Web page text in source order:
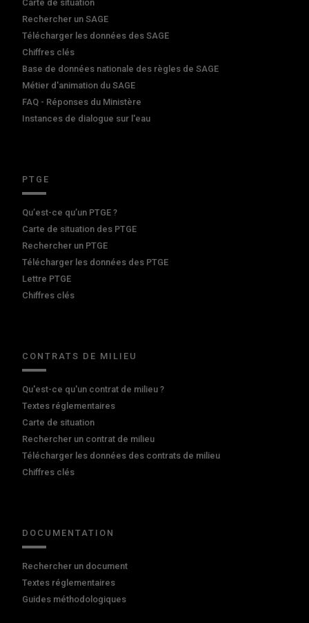
Carte de situation
Rechercher un SAGE
Télécharger les données des SAGE
Chiffres clés
Base de données nationale des règles de SAGE
Métier d'animation du SAGE
FAQ - Réponses du Ministère
Instances de dialogue sur l'eau
PTGE
Qu’est-ce qu’un PTGE ?
Carte de situation des PTGE
Rechercher un PTGE
Télécharger les données des PTGE
Lettre PTGE
Chiffres clés
CONTRATS DE MILIEU
Qu'est-ce qu'un contrat de milieu ?
Textes réglementaires
Carte de situation
Rechercher un contrat de milieu
Télécharger les données des contrats de milieu
Chiffres clés
DOCUMENTATION
Rechercher un document
Textes réglementaires
Guides méthodologiques